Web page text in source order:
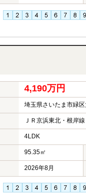
4,190万円
埼玉県さいたま市緑
ＪＲ京浜東北・根
4LDK
95.35㎡
2026年8月